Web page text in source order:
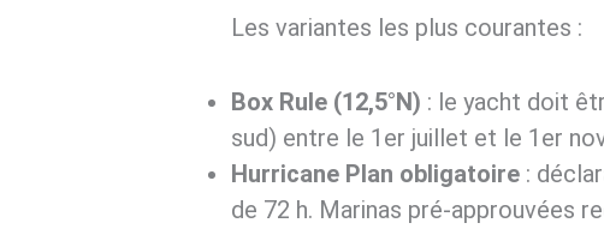
Les variantes les plus courantes :
Box Rule (12,5°N) : le yacht doit
sud) entre le 1er juillet et le 1er
Hurricane Plan obligatoire :
de 72 h. Marinas pré-approuvées